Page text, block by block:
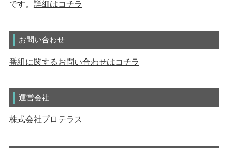
です。 詳細はコチラ
お問い合わせ
番組に関するお問い合わせはコチラ
運営会社
株式会社プロテラス